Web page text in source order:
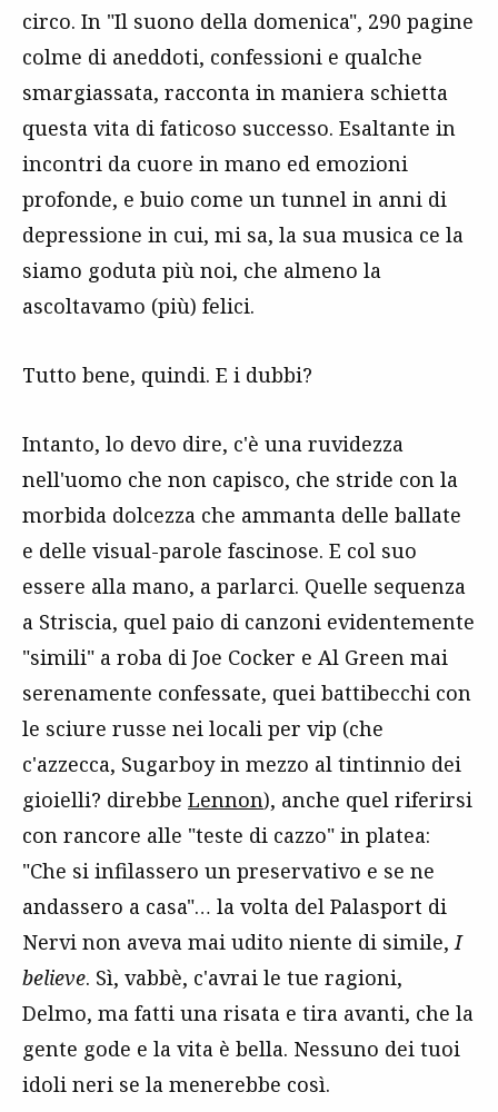
circo. In "Il suono della domenica", 290 pagine
colme di aneddoti, confessioni e qualche
smargiassata, racconta in maniera schietta
questa vita di faticoso successo. Esaltante in
incontri da cuore in mano ed emozioni
profonde, e buio come un tunnel in anni di
depressione in cui, mi sa, la sua musica ce la
siamo goduta più noi, che almeno la
ascoltavamo (più) felici.
Tutto bene, quindi. E i dubbi?
Intanto, lo devo dire, c'è una ruvidezza
nell'uomo che non capisco, che stride con la
morbida dolcezza che ammanta delle ballate
e delle visual-parole fascinose. E col suo
essere alla mano, a parlarci. Quelle sequenza
a Striscia, quel paio di canzoni evidentemente
"simili" a roba di Joe Cocker e Al Green mai
serenamente confessate, quei battibecchi con
le sciure russe nei locali per vip (che
c'azzecca, Sugarboy in mezzo al tintinnio dei
gioielli? direbbe Lennon), anche quel riferirsi
con rancore alle "teste di cazzo" in platea:
"Che si infilassero un preservativo e se ne
andassero a casa"… la volta del Palasport di
Nervi non aveva mai udito niente di simile,I
believe. Sì, vabbè, c'avrai le tue ragioni,
Delmo, ma fatti una risata e tira avanti, che la
gente gode e la vita è bella. Nessuno dei tuoi
idoli neri se la menerebbe così.